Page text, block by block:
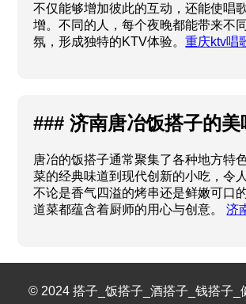
不仅能够增加彼此的互动，还能使唱
增。不同的人，每个夜晚都能带来不
氛，形成独特的KTV体验。重庆ktv唱
### 济南唐冶饭搭子的美
唐冶的饭搭子通常聚集了各种地方特
菜的经典味道到现代创新的小吃，令
不论是香气四溢的烤串还是鲜嫩可口
道菜都蕴含着厨师的用心与创意。济
© 2024 搭子_饭搭子_酒搭子_钱搭子_